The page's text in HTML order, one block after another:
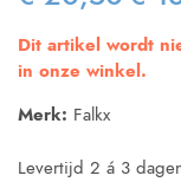
€
Dit artikel wordt
in onze winkel.
Merk: Falkx
Levertijd 2 á 3